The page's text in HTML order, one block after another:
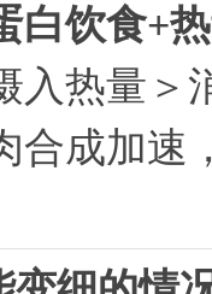
白饮食+
入热量＞
合成加速